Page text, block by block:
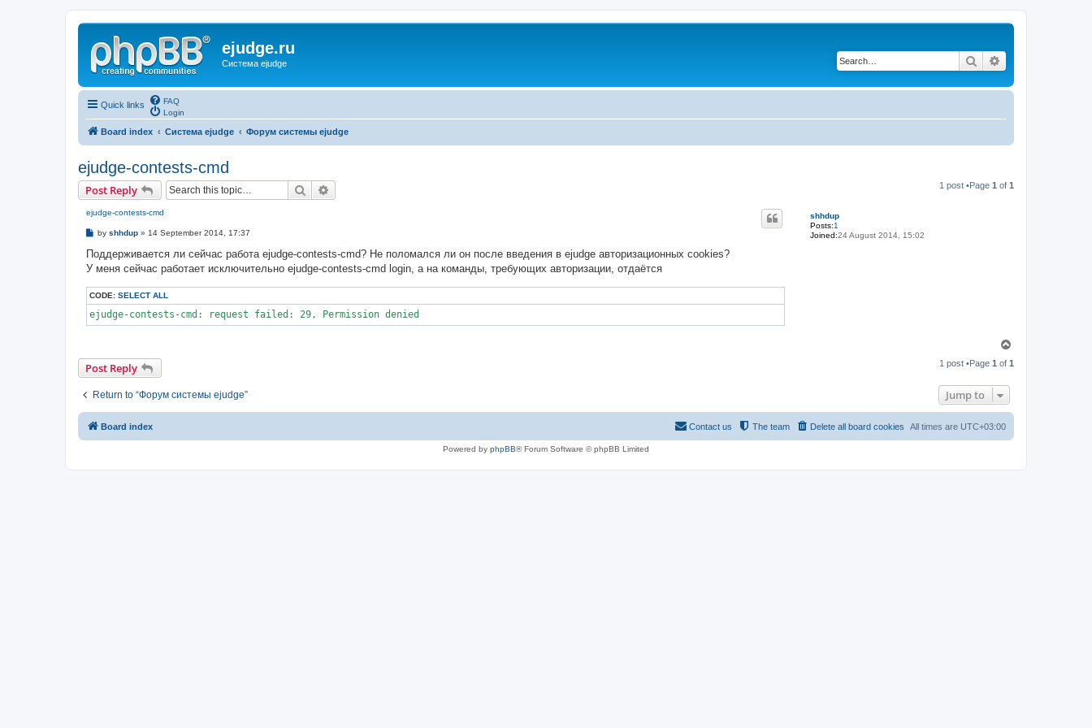
ejudge.ru
Система ejudge Search
Quick links
FAQ
Login
Board index Система ejudge Форум системы ejudge
ejudge-contests-cmd
Post Reply Search 1 post •Page 1 of 1
shhdup
Posts:1
Joined:24 August 2014, 15:02
ejudge-contests-cmd
P
s
by shhdup » 14 September 2014, 17:37
Поддерживается ли сейчас работа ejudge-contests-cmd? Не поломался ли он после введения в ejudge авторизационных cookies?
У меня сейчас работает исключительно ejudge-contests-cmd login, а на команды, требующих авторизации, отдаётся
CODE: SELECT ALL
ejudge-contests-cmd: request failed: 29, Permission denied
p
Post Reply 1 post •Page 1 of 1
Return to “Форум системы ejudge” Jump to
Board index All times are UTC+03:00
Delete all board cookies
The team
Contact us
Powered by phpBB® Forum Software © phpBB Limited